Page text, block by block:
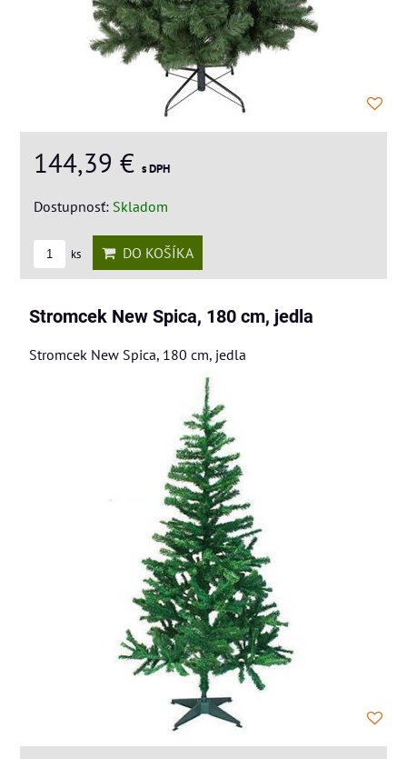
144,39 € s DPH
Dostupnosť: Skladom
ks DO KOŠÍKA
Stromcek New Spica, 180 cm, jedla
Stromcek New Spica, 180 cm, jedla